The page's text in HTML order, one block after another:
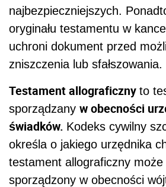
najbezpieczniejszych.
oryginału testamentu w
uchroni dokument przed
zniszczenia lub sfałszowania.
Testament allograficzny to
sporządzany w obecności
świadków. Kodeks cywilny
określa o jakiego urzędnika
testament allograficzny
sporządzony w obecności